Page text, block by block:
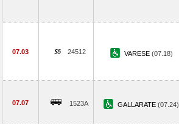
07.03 24512 VARESE (07.18)
07.07 1523A GALLARATE (07.24)